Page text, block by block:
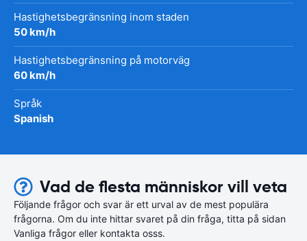
Hastighetsbegränsning inom staden
50 km/h
Hastighetsbegränsning på motorväg
60 km/h
Språk
Spanish
Vad de flesta människor vill veta
Följande frågor och svar är ett urval av de mest populära
frågorna. Om du inte hittar svaret på din fråga, titta på sidan
Vanliga frågor eller kontakta osss.